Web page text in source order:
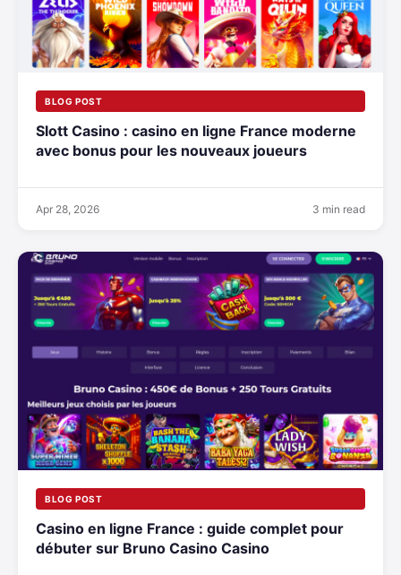
BLOG POST
Slott Casino : casino en ligne France moderne
avec bonus pour les nouveaux joueurs
Apr 28, 2026 3 min read
BLOG POST
Casino en ligne France : guide complet pour
débuter sur Bruno Casino Casino